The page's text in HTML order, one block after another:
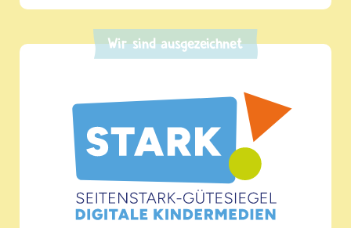
Wir sind ausgezeichnet